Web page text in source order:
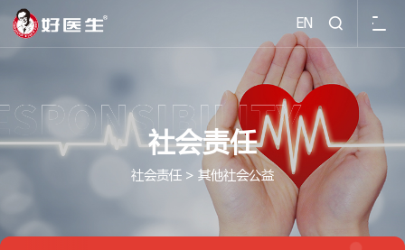
EN 
社会责任
社会责任 > 其他社会公益